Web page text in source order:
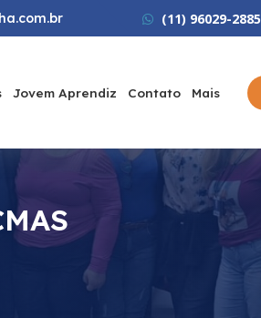
(11) 96029-2885
Jovem Aprendiz Contato Mais